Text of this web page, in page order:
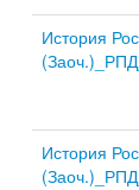
История
История